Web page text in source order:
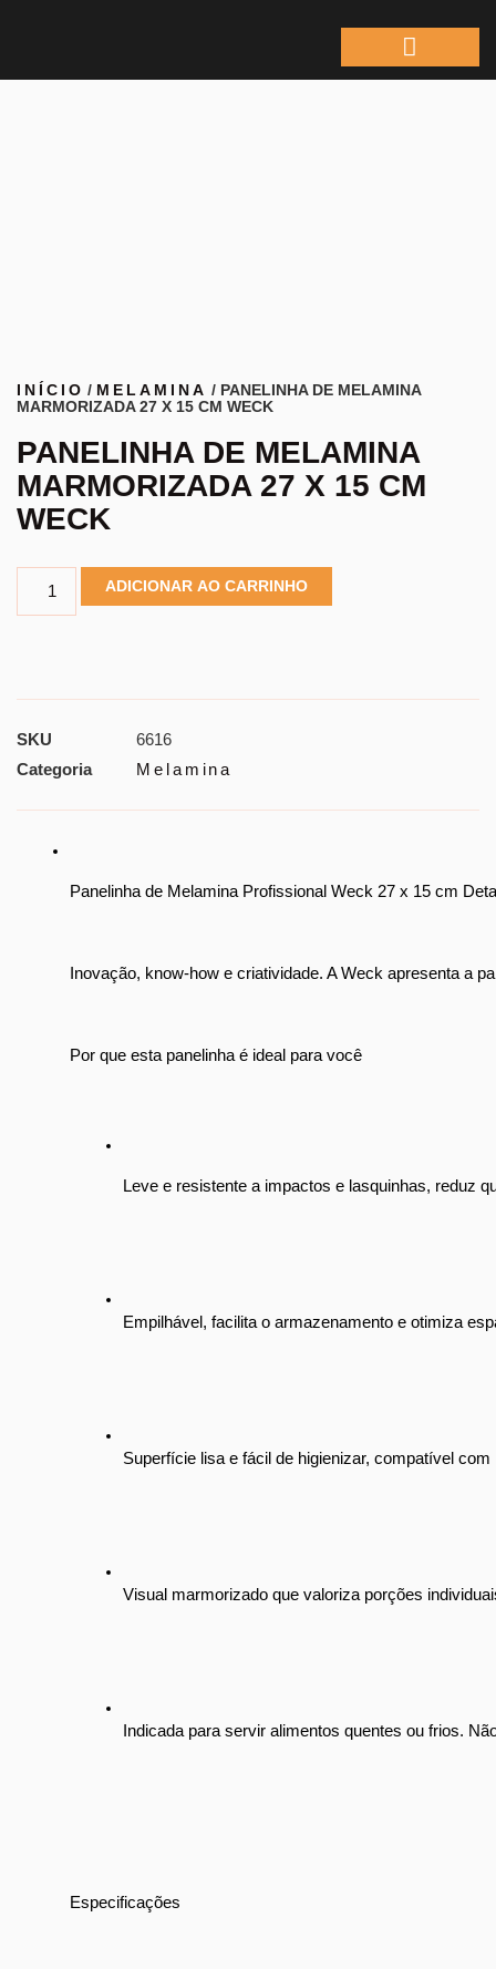
INÍCIO / MELAMINA / PANELINHA DE MELAMINA
MARMORIZADA 27 X 15 CM WECK
PANELINHA DE MELAMINA
MARMORIZADA 27 X 15 CM
WECK
ADICIONAR AO CARRINHO
SKU
6616
Categoria
Melamina
Panelinha de Melamina Profissional Weck 27 x 15 cm
Inovação, know-how e criatividade. A Weck apresenta a
Por que esta panelinha é ideal para você
Leve e resistente a impactos e lasquinhas, reduz
Empilhável, facilita o armazenamento e otimiza
Superfície lisa e fácil de higienizar, compatível
Visual marmorizado que valoriza porções
Indicada para servir alimentos quentes ou frios.
Especificações